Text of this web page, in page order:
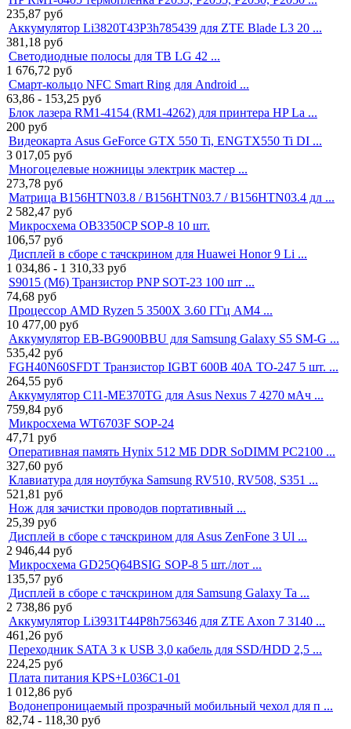
235,87 руб
Аккумулятор Li3820T43P3h785439 для ZTE Blade L3 20 ...
381,18 руб
Светодиодные полосы для ТВ LG 42 ...
1 676,72 руб
Смарт-кольцо NFC Smart Ring для Android ...
63,86 - 153,25 руб
Блок лазера RM1-4154 (RM1-4262) для принтера HP La ...
200 руб
Видеокарта Asus GeForce GTX 550 Ti, ENGTX550 Ti DI ...
3 017,05 руб
Многоцелевые ножницы электрик мастер ...
273,78 руб
Матрица B156HTN03.8 / B156HTN03.7 / B156HTN03.4 дл ...
2 582,47 руб
Микросхема OB3350CP SOP-8 10 шт.
106,57 руб
Дисплей в сборе с тачскрином для Huawei Honor 9 Li ...
1 034,86 - 1 310,33 руб
S9015 (M6) Транзистор PNP SOT-23 100 шт ...
74,68 руб
Процессор AMD Ryzen 5 3500X 3.60 ГГц AM4 ...
10 477,00 руб
Аккумулятор EB-BG900BBU для Samsung Galaxy S5 SM-G ...
535,42 руб
FGH40N60SFDT Транзистор IGBT 600В 40А TO-247 5 шт. ...
264,55 руб
Аккумулятор C11-ME370TG для Asus Nexus 7 4270 мАч ...
759,84 руб
Микросхема WT6703F SOP-24
47,71 руб
Оперативная память Hynix 512 МБ DDR SoDIMM PC2100 ...
327,60 руб
Клавиатура для ноутбука Samsung RV510, RV508, S351 ...
521,81 руб
Нож для зачистки проводов портативный ...
25,39 руб
Дисплей в сборе с тачскрином для Asus ZenFone 3 Ul ...
2 946,44 руб
Микросхема GD25Q64BSIG SOP-8 5 шт./лот ...
135,57 руб
Дисплей в сборе с тачскрином для Samsung Galaxy Ta ...
2 738,86 руб
Аккумулятор Li3931T44P8h756346 для ZTE Axon 7 3140 ...
461,26 руб
Переходник SATA 3 к USB 3,0 кабель для SSD/HDD 2,5 ...
224,25 руб
Плата питания KPS+L036C1-01
1 012,86 руб
Водонепроницаемый прозрачный мобильный чехол для п ...
82,74 - 118,30 руб